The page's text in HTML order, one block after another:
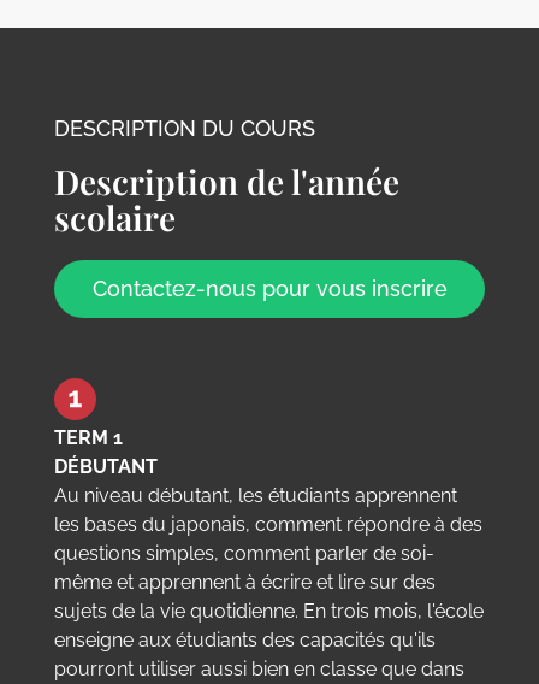
DESCRIPTION DU COURS
Description de l'année
scolaire
Contactez-nous pour vous inscrire
TERM 1
DÉBUTANT
Au niveau débutant, les étudiants apprennent
les bases du japonais, comment répondre à des
questions simples, comment parler de soi-
même et apprennent à écrire et lire sur des
sujets de la vie quotidienne. En trois mois, l'école
enseigne aux étudiants des capacités qu'ils
pourront utiliser aussi bien en classe que dans